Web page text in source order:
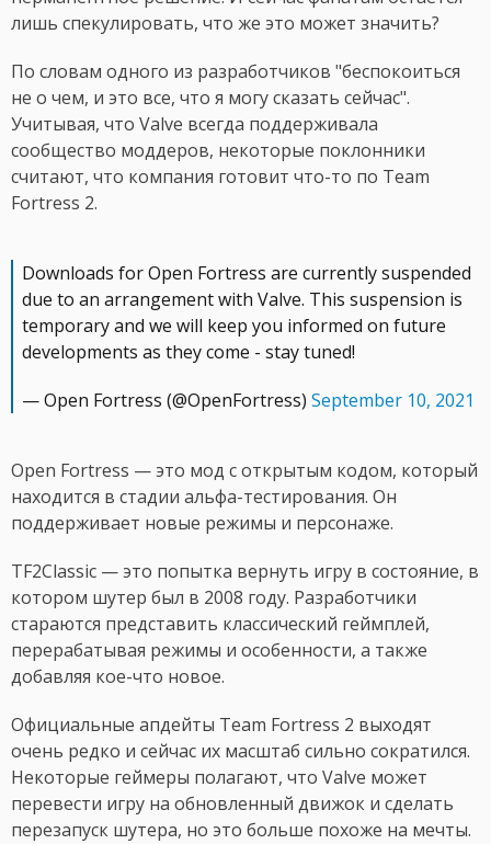
лишь спекулировать, что же это может значить?
По словам одного из разработчиков "беспокоиться
не о чем, и это все, что я могу сказать сейчас".
Учитывая, что Valve всегда поддерживала
сообщество моддеров, некоторые поклонники
считают, что компания готовит что-то по Team
Fortress 2.
Downloads for Open Fortress are currently suspended
due to an arrangement with Valve. This suspension is
temporary and we will keep you informed on future
developments as they come - stay tuned!
— Open Fortress (@OpenFortress) September 10, 2021
Open Fortress — это мод с открытым кодом, который
находится в стадии альфа-тестирования. Он
поддерживает новые режимы и персонаже.
TF2Classic — это попытка вернуть игру в состояние, в
котором шутер был в 2008 году. Разработчики
стараются представить классический геймплей,
перерабатывая режимы и особенности, а также
добавляя кое-что новое.
Официальные апдейты Team Fortress 2 выходят
очень редко и сейчас их масштаб сильно сократился.
Некоторые геймеры полагают, что Valve может
перевести игру на обновленный движок и сделать
перезапуск шутера, но это больше похоже на мечты.